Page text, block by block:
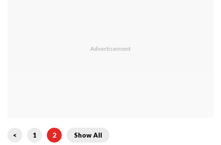
< 1 2 Show All